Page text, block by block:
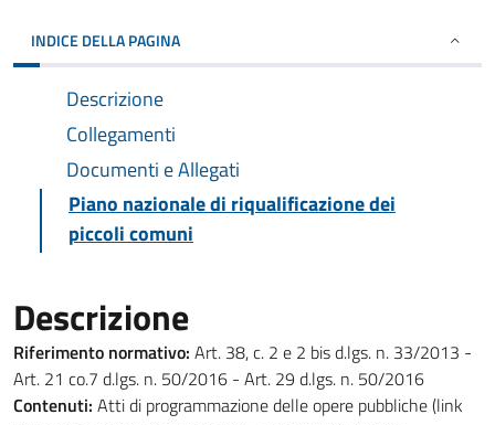
INDICE DELLA PAGINA
Descrizione
Collegamenti
Documenti e Allegati
Piano nazionale di riqualificazione dei
piccoli comuni
Descrizione
Riferimento normativo: Art. 38, c. 2 e 2 bis d.lgs. n. 33/2013 -
Art. 21 co.7 d.lgs. n. 50/2016 - Art. 29 d.lgs. n. 50/2016
Contenuti: Atti di programmazione delle opere pubbliche (link